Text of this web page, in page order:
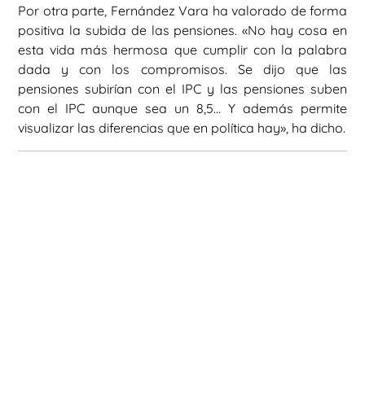
Por otra parte, Fernández Vara ha valorado de forma
positiva la subida de las pensiones. «No hay cosa en
esta vida más hermosa que cumplir con la palabra
dada y con los compromisos. Se dijo que las
pensiones subirían con el IPC y las pensiones suben
con el IPC aunque sea un 8,5… Y además permite
visualizar las diferencias que en política hay», ha dicho.